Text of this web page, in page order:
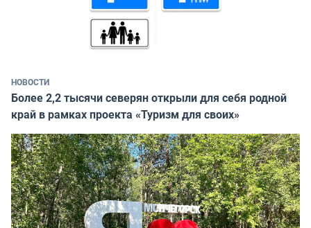
НОВОСТИ
Более 2,2 тысячи северян открыли для себя родной
край в рамках проекта «Туризм для своих»